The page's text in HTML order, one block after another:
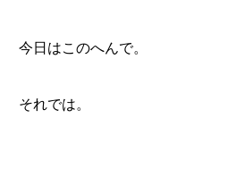
今日はこのへんで。
それでは。